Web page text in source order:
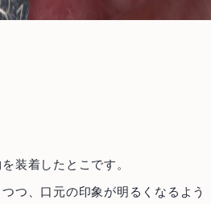
プライバシーポリシー
装着したとこです。
つ、口元の印象が明るくなるよう